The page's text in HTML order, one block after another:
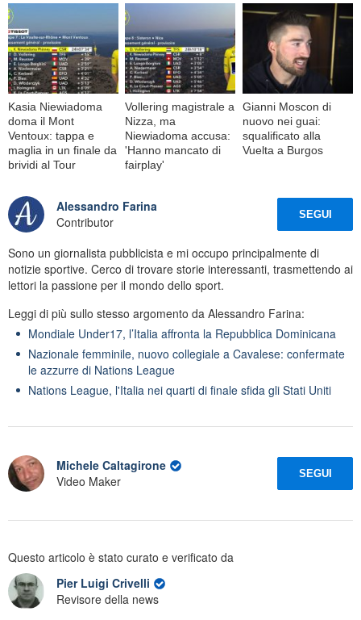
Kasia Niewiadoma
doma il Mont
Ventoux: tappa e
maglia in un finale da
brividi al Tour
Vollering magistrale a
Nizza, ma
Niewiadoma accusa:
'Hanno mancato di
fairplay'
Gianni Moscon di
nuovo nei guai:
squalificato alla
Vuelta a Burgos
Alessandro Farina
Contributor
SEGUI
Sono un giornalista pubblicista e mi occupo principalmente di
notizie sportive. Cerco di trovare storie interessanti, trasmettendo ai
lettori la passione per il mondo dello sport.
Leggi di più sullo stesso argomento da Alessandro Farina:
Mondiale Under17, l’Italia affronta la Repubblica Dominicana
Nazionale femminile, nuovo collegiale a Cavalese: confermate
le azzurre di Nations League
Nations League, l'Italia nei quarti di finale sfida gli Stati Uniti
Michele Caltagirone
Video Maker
SEGUI
Questo articolo è stato curato e verificato da
Pier Luigi Crivelli
Revisore della news